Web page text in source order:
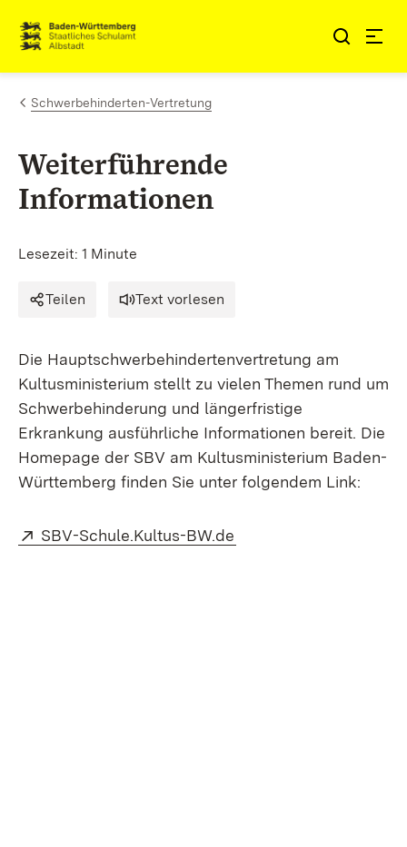
Zum Inhalt springen
Link zur Startseite
Schwerbehinderten-Vertretung
Weiterführende
Informationen
Lesezeit: 1 Minute
Teilen Text vorlesen
Die Hauptschwerbehindertenvertretung am
Kultusministerium stellt zu vielen Themen rund um
Schwerbehinderung und längerfristige
Erkrankung ausführliche Informationen bereit. Die
Homepage der SBV am Kultusministerium Baden-
Württemberg finden Sie unter folgendem Link:
Extern:
SBV-Schule.Kultus-BW.de